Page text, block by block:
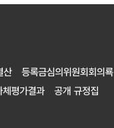
산 등록금심의위원회회의룍
체평가결과 공개 규정집